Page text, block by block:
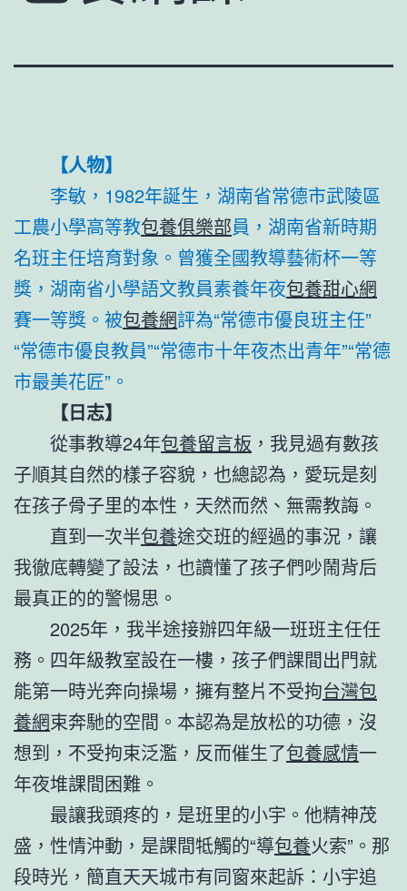
【人物】
李敏，1982年誕生，湖南省常德市武陵區
工農小學高等教包養俱樂部員，湖南省新時期
名班主任培育對象。曾獲全國教導藝術杯一等
獎，湖南省小學語文教員素養年夜包養甜心網
賽一等獎。被包養網評為“常德市優良班主任”
“常德市優良教員”“常德市十年夜杰出青年”“常德
市最美花匠”。
【日志】
從事教導24年包養留言板 ，我見過有數孩
子順其自然的樣子容貌，也總認為，愛玩是刻
在孩子骨子里的本性，天然而然、無需教誨。
直到一次半包養途交班的經過的事況，讓
我徹底轉變了設法，也讀懂了孩子們吵鬧背后
最真正的的警惕思。
2025年，我半途接辦四年級一班班主任任
務。四年級教室設在一樓，孩子們課間出門就
能第一時光奔向操場，擁有整片不受拘台灣包
養網束奔馳的空間。本認為是放松的功德，沒
想到，不受拘束泛濫，反而催生了包養感情一
年夜堆課間困難。
最讓我頭疼的，是班里的小宇。他精神茂
盛，性情沖動，是課間牴觸的“導包養火索”。那
段時光，簡直天天城市有同窗來起訴：小宇追